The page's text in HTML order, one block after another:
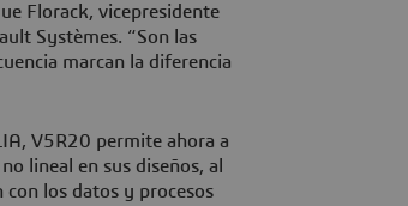
Florack, vicepresidente
Systèmes. “Son las
marcan la diferencia
V5R20 permite ahora a
lineal en sus diseños, al
los datos y procesos